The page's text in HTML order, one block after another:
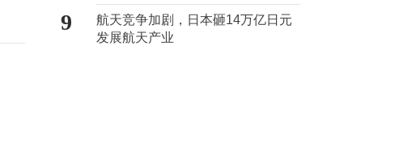
9
航天竞争加剧，日本砸14万亿日元
发展航天产业